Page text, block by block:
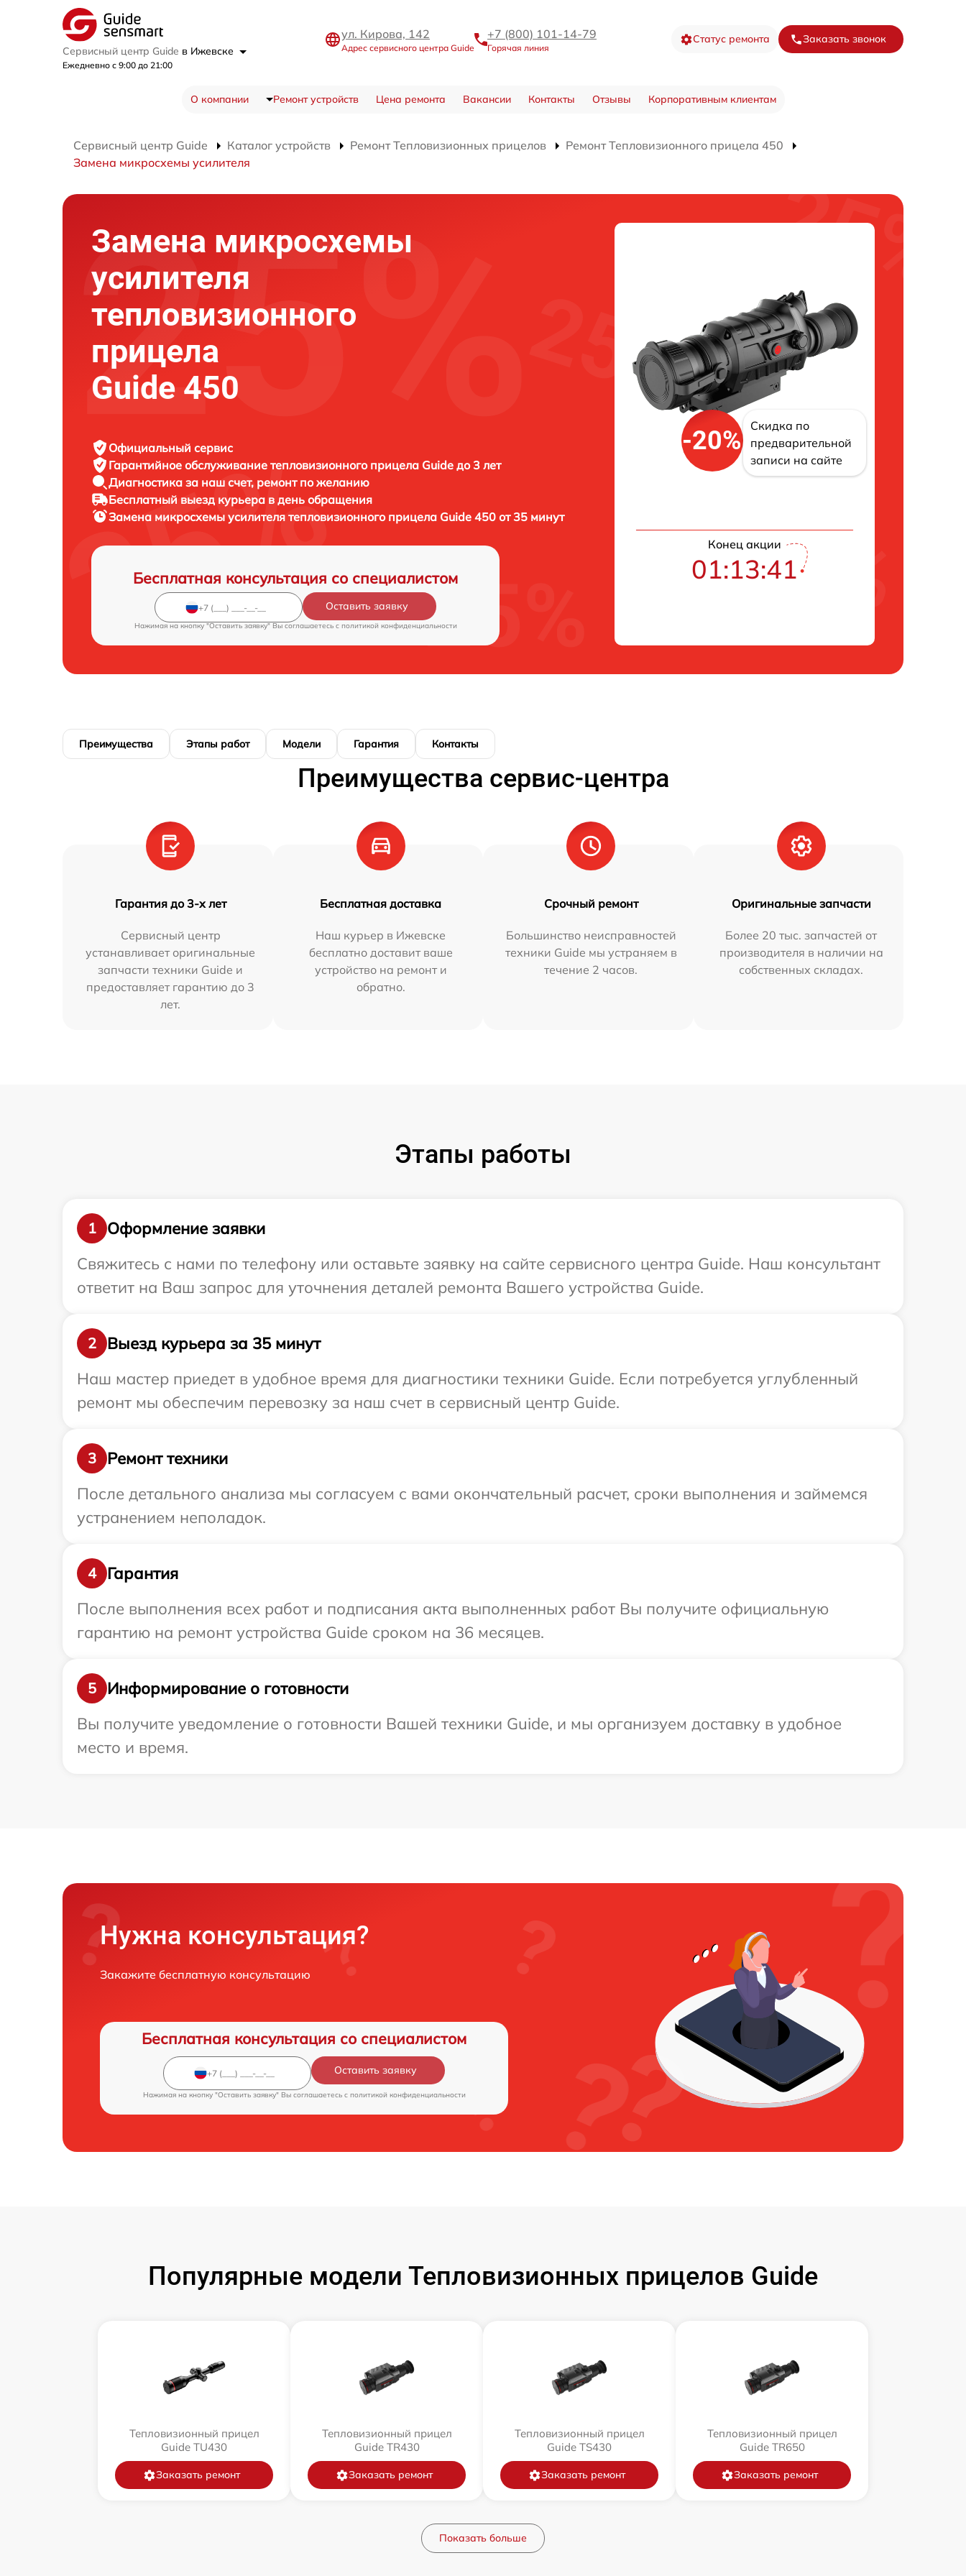
Сервисный центр Guide в Ижевске
Ежедневно с 9:00 до 21:00
ул. Кирова, 142
Адрес сервисного центра Guide
+7 (800) 101-14-79
Горячая линия
Статус ремонта Заказать звонок
О компании Ремонт устройств Цена ремонта Вакансии Контакты Отзывы Корпоративным клиентам
Сервисный центр Guide Каталог устройств Ремонт Тепловизионных прицелов
Ремонт Тепловизионного прицела 450
Замена микросхемы усилителя
Замена микросхемы
усилителя
тепловизионного
прицела
Guide 450
Официальный сервис
Гарантийное обслуживание тепловизионного прицела Guide до 3 лет
Диагностика за наш счет, ремонт по желанию
Бесплатный выезд курьера в день обращения
Замена микросхемы усилителя тепловизионного прицела Guide 450 от 35 минут
Бесплатная консультация со специалистом
Оставить заявку
Нажимая на кнопку "Оставить заявку" Вы соглашаетесь c политикой конфиденциальности
-20%
Скидка по
предварительной
записи на сайте
Конец акции
01:13:40
Преимущества Этапы работ Модели Гарантия Контакты
Преимущества сервис-центра
Гарантия до 3-х лет
Сервисный центр
устанавливает оригинальные
запчасти техники Guide и
предоставляет гарантию до 3
лет.
Бесплатная доставка
Наш курьер в Ижевске
бесплатно доставит ваше
устройство на ремонт и
обратно.
Срочный ремонт
Большинство неисправностей
техники Guide мы устраняем в
течение 2 часов.
Оригинальные запчасти
Более 20 тыс. запчастей от
производителя в наличии на
собственных складах.
Этапы работы
1
Оформление заявки
Свяжитесь с нами по телефону или оставьте заявку на сайте сервисного центра Guide. Наш консультант
ответит на Ваш запрос для уточнения деталей ремонта Вашего устройства Guide.
2
Выезд курьера за 35 минут
Наш мастер приедет в удобное время для диагностики техники Guide. Если потребуется углубленный
ремонт мы обеспечим перевозку за наш счет в сервисный центр Guide.
3
Ремонт техники
После детального анализа мы согласуем с вами окончательный расчет, сроки выполнения и займемся
устранением неполадок.
4
Гарантия
После выполнения всех работ и подписания акта выполненных работ Вы получите официальную
гарантию на ремонт устройства Guide сроком на 36 месяцев.
5
Информирование о готовности
Вы получите уведомление о готовности Вашей техники Guide, и мы организуем доставку в удобное
место и время.
Нужна консультация?
Закажите бесплатную консультацию
Бесплатная консультация со специалистом
Оставить заявку
Нажимая на кнопку "Оставить заявку" Вы соглашаетесь c политикой конфиденциальности
Популярные модели Тепловизионных прицелов Guide
Тепловизионный прицел
Guide TU430
Заказать ремонт
Тепловизионный прицел
Guide TR430
Заказать ремонт
Тепловизионный прицел
Guide TS430
Заказать ремонт
Тепловизионный прицел
Guide TR650
Заказать ремонт
Показать больше